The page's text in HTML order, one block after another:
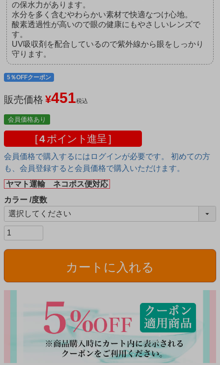
の保水力があります。
水分を多く含むやわらかい素材で快適なつけ心地。
酸素透過性が高いので眼の健康にもやさしいレンズで
す。
UV吸収剤を配合しているので紫外線から眼をしっかり
守ります。
5％OFFクーポン
販売価格 ¥451税込
会員価格あり
[4 ポイント進呈 ]
会員価格で購入するにはログインが必要です。 初めての方
も、会員登録すると会員価格で購入いただけます。
ヤマト運輸 ネコポス便対応
カラー 度数
カートに入れる